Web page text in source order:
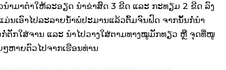
ນຳມາຕຳໃຫ້ລະອຽດ ນຳຂ່າສົດ 3 ຂີດ ແລະ ກະທຽມ 2 ຂີດ ລົງ
ມ່ນເອົາໄປລະລາຍນ້ຳພໍປະມານແລ້ວຕົ້ມຈົນຟົດ ຈາກນັ້ນກໍ່ນຳ
ຕັກໃສ່ຈານ ແລະ ນຳໄປວາງໃສ່ຕາມທາງໝູມັກທຽວ ຫຼື ຈຸດທີ່ໜູ
ຫາຍຕົວໄປຈາກເຮືອນທ່ານ